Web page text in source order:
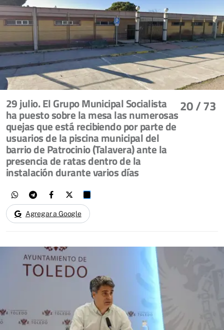
20/ 73
29 julio. El Grupo Municipal Socialista
ha puesto sobre la mesa las numerosas
quejas que está recibiendo por parte de
usuarios de la piscina municipal del
barrio de Patrocinio (Talavera) ante la
presencia de ratas dentro de la
instalación durante varios días
Agregar a Google